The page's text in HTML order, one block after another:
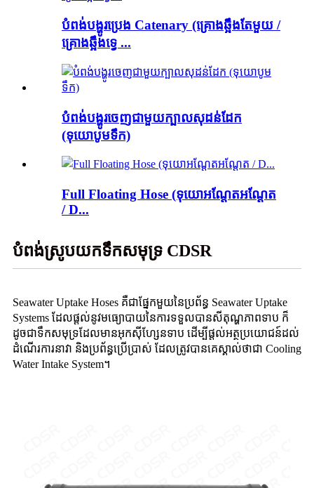
បំពង់បង្ហូរប្រេង Catenary (គ្រោងឆ្អឹងតែមួយ /
គ្រោងឆ្អឹងទ្វេ ...
បំពង់បង្ហូរចេញជាមួយក្បាលសុដន់ដែក
(ទុយោបូមទឹក)
Full Floating Hose (ទុយោអណ្តែតអណ្តែត
/ D...
បំពង់ស្រូបយកទឹកសមុទ្រ CDSR
Seawater Uptake Hoses គឺជាផ្នែកមួយនៃប្រព័ន្ធ Seawater Uptake
Systems ដែលផ្តល់នូវមធ្យោបាយនៃការទទួលបានសីតុណ្ហភាពទាប ក៏
ដូចជាទឹកសមុទ្រដែលមានអុកស៊ីហ្សែនទាប ដើម្បីផ្តល់អត្ថប្រយោជន៍ដល់
ដំណើរការនាវា និងប្រព័ន្ធប្រើប្រាស់ ដែលត្រូវបានគេស្គាល់ថាជា Cooling
Water Intake System។